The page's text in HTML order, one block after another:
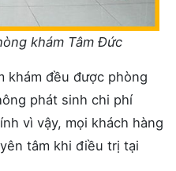
khám Tâm Đức
khám đều được phòng
phát sinh chi phí
vì vậy, mọi khách hàng
tâm khi điều trị tại